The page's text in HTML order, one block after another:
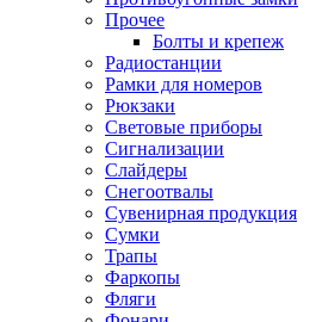
Прочее
Болты и крепеж
Радиостанции
Рамки для номеров
Рюкзаки
Световые приборы
Сигнализации
Слайдеры
Снегоотвалы
Сувенирная продукция
Сумки
Трапы
Фаркопы
Фляги